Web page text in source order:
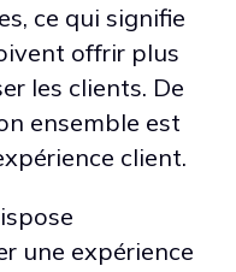
ce qui signifie
offrir plus
les clients. De
ensemble est
client.
une expérience